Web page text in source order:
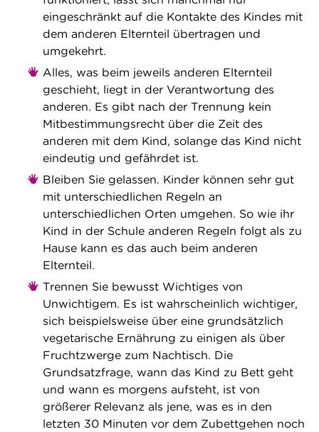
eingeschränkt auf die Kontakte des Kindes mit
dem anderen Elternteil übertragen und
umgekehrt.
Alles, was beim jeweils anderen Elternteil
geschieht, liegt in der Verantwortung des
anderen. Es gibt nach der Trennung kein
Mitbestimmungsrecht über die Zeit des
anderen mit dem Kind, solange das Kind nicht
eindeutig und gefährdet ist.
Bleiben Sie gelassen. Kinder können sehr gut
mit unterschiedlichen Regeln an
unterschiedlichen Orten umgehen. So wie ihr
Kind in der Schule anderen Regeln folgt als zu
Hause kann es das auch beim anderen
Elternteil.
Trennen Sie bewusst Wichtiges von
Unwichtigem. Es ist wahrscheinlich wichtiger,
sich beispielsweise über eine grundsätzlich
vegetarische Ernährung zu einigen als über
Fruchtzwerge zum Nachtisch. Die
Grundsatzfrage, wann das Kind zu Bett geht
und wann es morgens aufsteht, ist von
größerer Relevanz als jene, was es in den
letzten 30 Minuten vor dem Zubettgehen noch